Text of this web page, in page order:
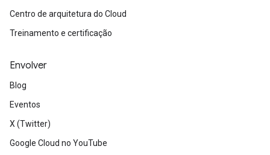
Centro de arquitetura do Cloud
Treinamento e certificação
Envolver
Blog
Eventos
X (Twitter)
Google Cloud no YouTube